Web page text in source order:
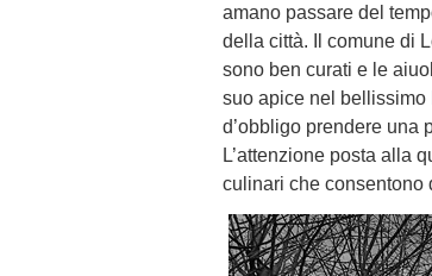
amano passare del
della città. Il comune di
sono ben curati e le
suo apice nel bellissimo
d’obbligo prendere una
L’attenzione posta alla
culinari che consentono